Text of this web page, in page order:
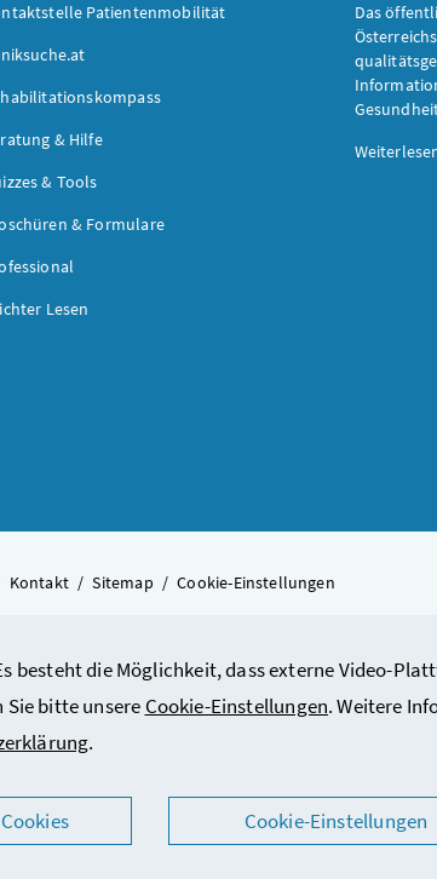
die Möglichkeit, dass externe Video-
Sie bitte unsere Cookie-Einstellungen. Weitere
.
Cookie-Einstellungen
Patientenmobilität
& Hilfe
& Tools
& Formulare
Lesen
Das
Kontakt / Sitemap / Cookie-Einstellungen
© 2026 Bundesministerium für Arbeit, Soziales,